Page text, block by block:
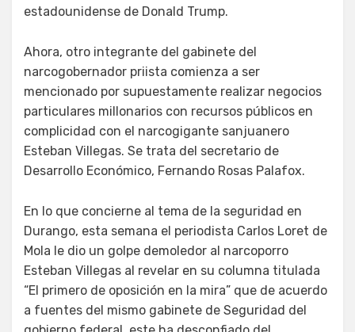
estadounidense de Donald Trump.
Ahora, otro integrante del gabinete del
narcogobernador priista comienza a ser
mencionado por supuestamente realizar negocios
particulares millonarios con recursos públicos en
complicidad con el narcogigante sanjuanero
Esteban Villegas. Se trata del secretario de
Desarrollo Económico, Fernando Rosas Palafox.
En lo que concierne al tema de la seguridad en
Durango, esta semana el periodista Carlos Loret de
Mola le dio un golpe demoledor al narcoporro
Esteban Villegas al revelar en su columna titulada
“El primero de oposición en la mira” que de acuerdo
a fuentes del mismo gabinete de Seguridad del